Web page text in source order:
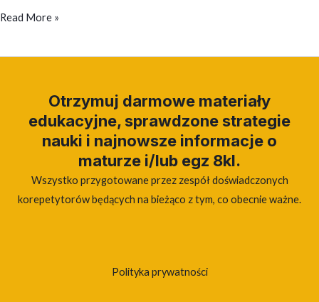
Read More »
Otrzymuj darmowe materiały
edukacyjne, sprawdzone strategie
nauki i najnowsze informacje o
maturze i/lub egz 8kl.
Wszystko przygotowane przez zespół doświadczonych
korepetytorów będących na bieżąco z tym, co obecnie ważne.
Polityka prywatności